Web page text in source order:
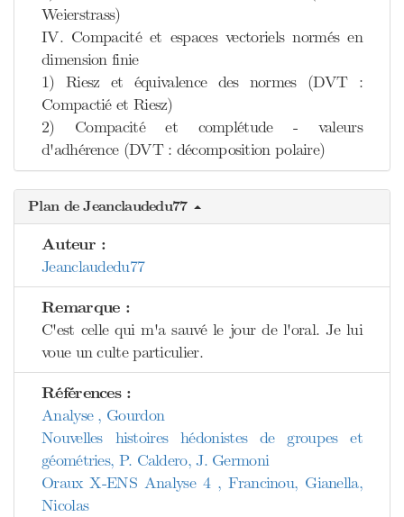
Weierstrass)
IV. Compacité et espaces vectoriels normés en
dimension finie
1) Riesz et équivalence des normes (DVT :
Compactié et Riesz)
2) Compacité et complétude - valeurs
d'adhérence (DVT : décomposition polaire)
Plan de Jeanclaudedu77
Auteur :
Jeanclaudedu77
Remarque :
C'est celle qui m'a sauvé le jour de l'oral. Je lui
voue un culte particulier.
Références :
Analyse , Gourdon
Nouvelles histoires hédonistes de groupes et
géométries, P. Caldero, J. Germoni
Oraux X-ENS Analyse 4 , Francinou, Gianella,
Nicolas